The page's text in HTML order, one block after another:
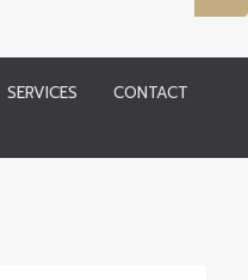
SERVICES CONTACT